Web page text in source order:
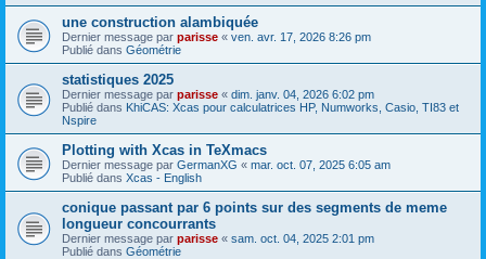
une construction alambiquée
Dernier message par parisse « ven. avr. 17, 2026 8:26 pm
Publié dans Géométrie
statistiques 2025
Dernier message par parisse « dim. janv. 04, 2026 6:02 pm
Publié dans KhiCAS: Xcas pour calculatrices HP, Numworks, Casio, TI83 et
Nspire
Plotting with Xcas in TeXmacs
Dernier message par GermanXG « mar. oct. 07, 2025 6:05 am
Publié dans Xcas - English
conique passant par 6 points sur des segments de meme
longueur concourrants
Dernier message par parisse « sam. oct. 04, 2025 2:01 pm
Publié dans Géométrie